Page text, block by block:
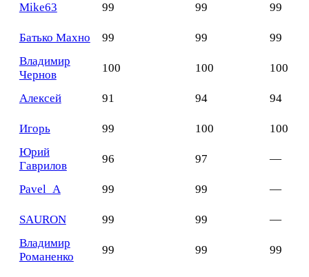
Mike63 99 99 99
Батько Махно 99 99
99
Владимир
Чернов
100 100 100
Алексей 91 94 94
Игорь 99 100
100
Юрий
Гаврилов
96 97 —
Pavel_A 99 99 —
SAURON 99 99
—
Владимир
Романенко
99 99 99